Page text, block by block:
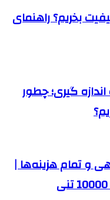
بخریم؟ راهنمای
گیری؛ چطور
و تمام هزینه‌ها |